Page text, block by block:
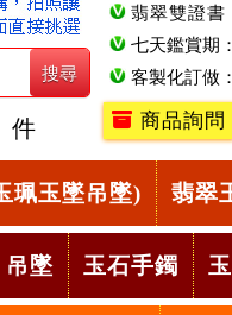
件
翡翠雙證書
七天鑑賞期
客製化訂做
商品詢問
珮玉墜吊墜) 翡翠
吊墜 玉石手鐲